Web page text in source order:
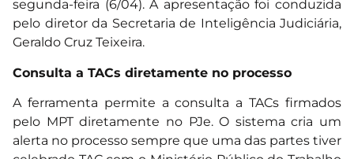
segunda-feira (6/04). A apresentação foi conduzida
pelo diretor da Secretaria de Inteligência Judiciária,
Geraldo Cruz Teixeira.
Consulta a TACs diretamente no processo
A ferramenta permite a consulta a TACs firmados
pelo MPT diretamente no PJe. O sistema cria um
alerta no processo sempre que uma das partes tiver